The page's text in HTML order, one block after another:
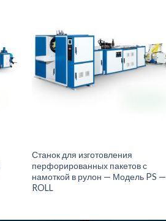
Станок для изготовления
перфорированных пакетов с
намоткой в рулон — Модель PS —
ROLL